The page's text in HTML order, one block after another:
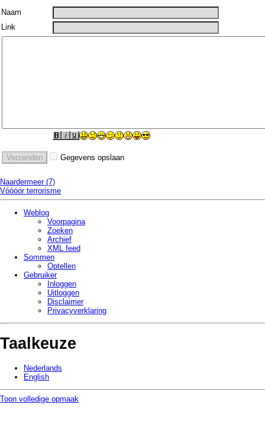
Naam
Link
Gegevens opslaan
Naardermeer (7)
Vóóóór terrorisme
Weblog
Voorpagina
Zoeken
Archief
XML feed
Sommen
Optellen
Gebruiker
Inloggen
Uitloggen
Disclaimer
Privacy­verklaring
Taalkeuze
Nederlands
English
Toon volledige opmaak